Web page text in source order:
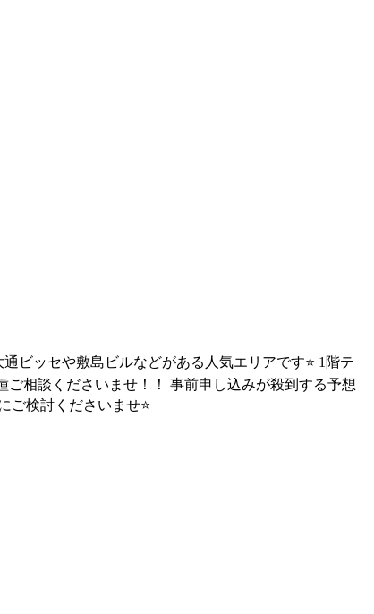
ビッセや敷島ビルなどがある人気エリアです⭐ 1階テ
相談くださいませ！！ 事前申し込みが殺到する予想
ご検討くださいませ⭐